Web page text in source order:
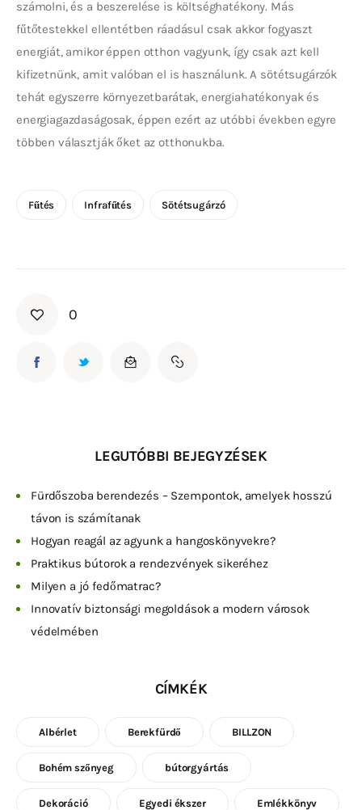
számolni, és a beszerelése is költséghatékony. Más
fűtőtestekkel ellentétben ráadásul csak akkor fogyaszt
energiát, amikor éppen otthon vagyunk, így csak azt kell
kifizetnünk, amit valóban el is használunk. A sötétsugárzók
tehát egyszerre környezetbarátak, energiahatékonyak és
energiagazdaságosak, éppen ezért az utóbbi években egyre
többen választják őket az otthonukba.
Fűtés Infrafűtés Sötétsugárzó
0
LEGUTÓBBI BEJEGYZÉSEK
Fürdőszoba berendezés – Szempontok, amelyek hosszú
távon is számítanak
Hogyan reagál az agyunk a hangoskönyvekre?
Praktikus bútorok a rendezvények sikeréhez
Milyen a jó fedőmatrac?
Innovatív biztonsági megoldások a modern városok
védelmében
CÍMKÉK
Albérlet Berekfürdő BILLZON
Bohém szőnyeg bútorgyártás
Dekoráció Egyedi ékszer Emlékkönyv